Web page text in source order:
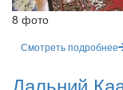
8 фото
Смотреть подробнее